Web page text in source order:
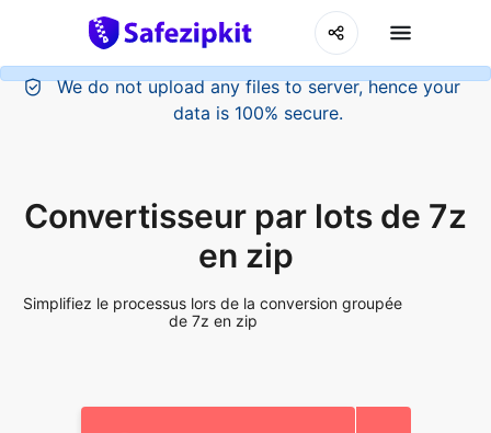
en zip
Simplifiez le processus lors de la conversion groupée
de 7z en zip